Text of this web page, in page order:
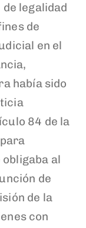
legalidad
de
en el
había sido
84 de la
al
de
de la
con